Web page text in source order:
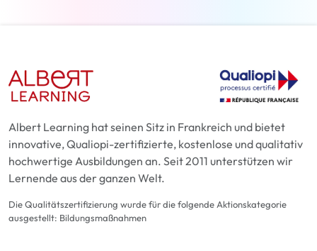
Albert Learning hat seinen Sitz in Frankreich und bietet
innovative, Qualiopi-zertifizierte, kostenlose und qualitativ
hochwertige Ausbildungen an. Seit 2011 unterstützen wir
Lernende aus der ganzen Welt.
Die Qualitätszertifizierung wurde für die folgende Aktionskategorie
ausgestellt: Bildungsmaßnahmen